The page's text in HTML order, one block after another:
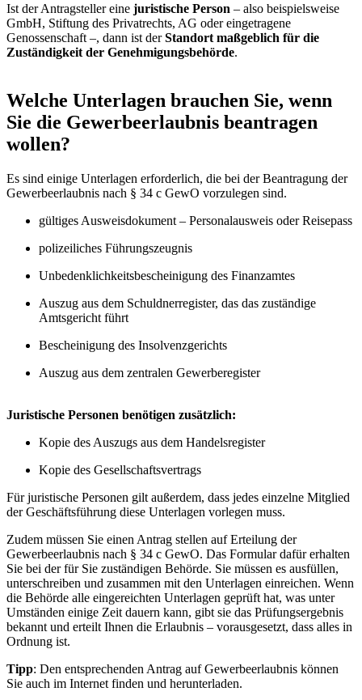
Ist der Antragsteller eine juristische Person – also beispielsweise
GmbH, Stiftung des Privatrechts, AG oder eingetragene
Genossenschaft –, dann ist derStandort maßgeblich für die
Zuständigkeit der Genehmigungsbehörde.
Welche Unterlagen brauchen Sie, wenn
Sie die Gewerbeerlaubnis beantragen
wollen?
Es sind einige Unterlagen erforderlich, die bei der Beantragung der
Gewerbeerlaubnis nach § 34 c GewO vorzulegen sind.
gültiges Ausweisdokument – Personalausweis oder Reisepass
polizeiliches Führungszeugnis
Unbedenklichkeitsbescheinigung des Finanzamtes
Auszug aus dem Schuldnerregister, das das zuständige
Amtsgericht führt
Bescheinigung des Insolvenzgerichts
Auszug aus dem zentralen Gewerberegister
Juristische Personen benötigen zusätzlich:
Kopie des Auszugs aus dem Handelsregister
Kopie des Gesellschaftsvertrags
Für juristische Personen gilt außerdem, dass jedes einzelne Mitglied
der Geschäftsführung diese Unterlagen vorlegen muss.
Zudem müssen Sie einen Antrag stellen auf Erteilung der
Gewerbeerlaubnis nach § 34 c GewO. Das Formular dafür erhalten
Sie bei der für Sie zuständigen Behörde. Sie müssen es ausfüllen,
unterschreiben und zusammen mit den Unterlagen einreichen. Wenn
die Behörde alle eingereichten Unterlagen geprüft hat, was unter
Umständen einige Zeit dauern kann, gibt sie das Prüfungsergebnis
bekannt und erteilt Ihnen die Erlaubnis – vorausgesetzt, dass alles in
Ordnung ist.
Tipp: Den entsprechenden Antrag auf Gewerbeerlaubnis können
Sie auch im Internet finden und herunterladen.